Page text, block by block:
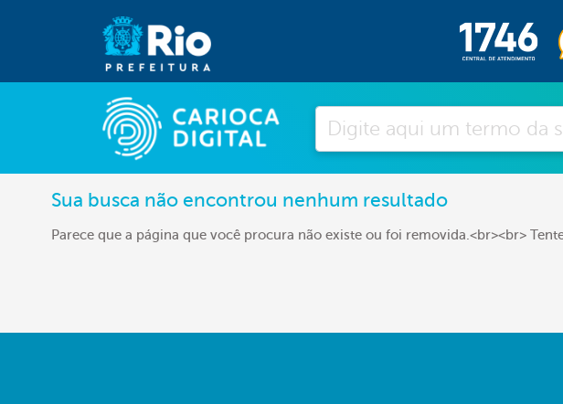
Pesquisar
Sua busca não encontrou nenhum resultado
Parece que a página que você procura não existe ou foi removida.<br><br>